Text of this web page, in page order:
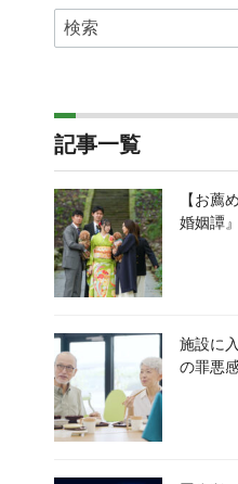
記事一覧
【お薦
婚姻譚』
施設に
の罪悪